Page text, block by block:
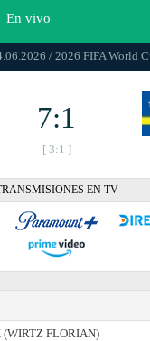
En vivo
/ 2026 FIFA World
7:1
[ 3:1 ]
EN TV
FLORIAN)